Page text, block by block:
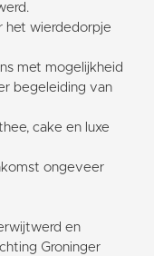
het wierdedorpje
met mogelijkheid
begeleiding van
cake en luxe
ongeveer
en
Groninger